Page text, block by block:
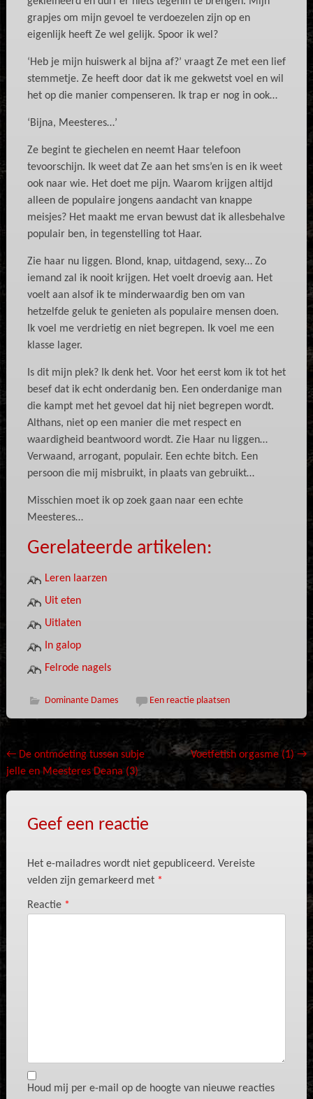
grapjes om mijn gevoel te verdoezelen zijn op en
eigenlijk heeft Ze wel gelijk. Spoor ik wel?
‘Heb je mijn huiswerk al bijna af?’ vraagt Ze met een lief
stemmetje. Ze heeft door dat ik me gekwetst voel en wil
het op die manier compenseren. Ik trap er nog in ook…
‘Bijna, Meesteres…’
Ze begint te giechelen en neemt Haar telefoon
tevoorschijn. Ik weet dat Ze aan het sms’en is en ik weet
ook naar wie. Het doet me pijn. Waarom krijgen altijd
alleen de populaire jongens aandacht van knappe
meisjes? Het maakt me ervan bewust dat ik allesbehalve
populair ben, in tegenstelling tot Haar.
Zie haar nu liggen. Blond, knap, uitdagend, sexy… Zo
iemand zal ik nooit krijgen. Het voelt droevig aan. Het
voelt aan alsof ik te minderwaardig ben om van
hetzelfde geluk te genieten als populaire mensen doen.
Ik voel me verdrietig en niet begrepen. Ik voel me een
klasse lager.
Is dit mijn plek? Ik denk het. Voor het eerst kom ik tot het
besef dat ik echt onderdanig ben. Een onderdanige man
die kampt met het gevoel dat hij niet begrepen wordt.
Althans, niet op een manier die met respect en
waardigheid beantwoord wordt. Zie Haar nu liggen…
Verwaand, arrogant, populair. Een echte bitch. Een
persoon die mij misbruikt, in plaats van gebruikt…
Misschien moet ik op zoek gaan naar een echte
Meesteres…
Gerelateerde artikelen:
Leren laarzen
Uit eten
Uitlaten
In galop
Felrode nagels
Dominante Dames Een reactie plaatsen
Bericht
navigatie
←De ontmoeting tussen subje
jelle en Meesteres Deana (3)
Voetfetish orgasme (1)→
Geef een reactie
Het e-mailadres wordt niet gepubliceerd. Vereiste
velden zijn gemarkeerd met *
Reactie *
Houd mij per e-mail op de hoogte van nieuwe reacties